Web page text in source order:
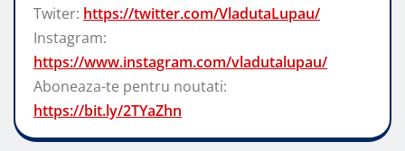
Twiter: https://twitter.com/VladutaLupau/
Instagram:
https://www.instagram.com/vladutalupau/
Aboneaza-te pentru noutati:
https://bit.ly/2TYaZhn